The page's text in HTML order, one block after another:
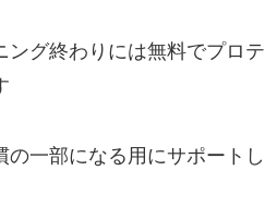
ング終わりには無料でプロ
の一部になる用にサポート